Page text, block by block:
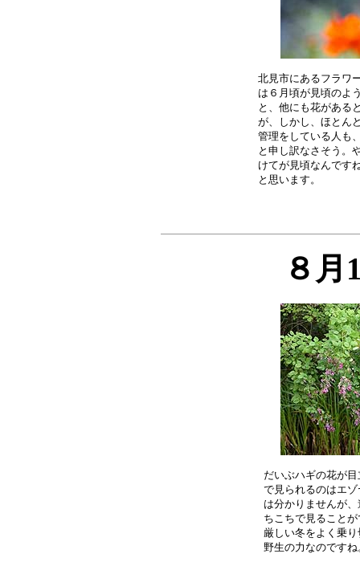
北見市にあるフラワ
は６月頃が見頃のよ
と、他にも花がある
が、しかし、ほとん
管理をしている人も
と申し訳なさそう。
けてが見頃なんです
８月
だいぶハギの花が
で見られるのはエ
は分かりませんが
ちこちで見ること
厳しい冬をよく乗